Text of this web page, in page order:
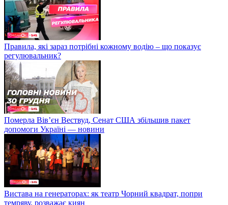
Правила, які зараз потрібні кожному водію – що показує
регулювальник?
Померла Вівʼєн Вествуд, Сенат США збільшив пакет
допомоги Україні — новини
Вистава на генераторах: як театр Чорний квадрат, попри
темряву, розважає киян